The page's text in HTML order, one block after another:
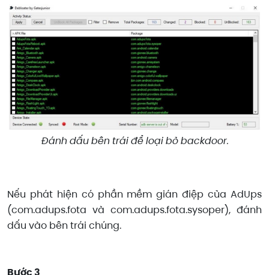
Đánh dấu bên trái để loại bỏ backdoor.
Nếu phát hiện có phần mềm gián điệp của AdUps
(com.adups.fota và com.adups.fota.sysoper), đánh
dấu vào bên trái chúng.